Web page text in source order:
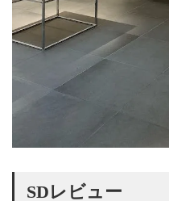
SDレビュー